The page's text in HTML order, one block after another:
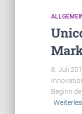
8. Juli
Beginn